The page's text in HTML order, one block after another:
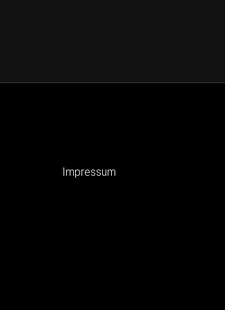
Impressum